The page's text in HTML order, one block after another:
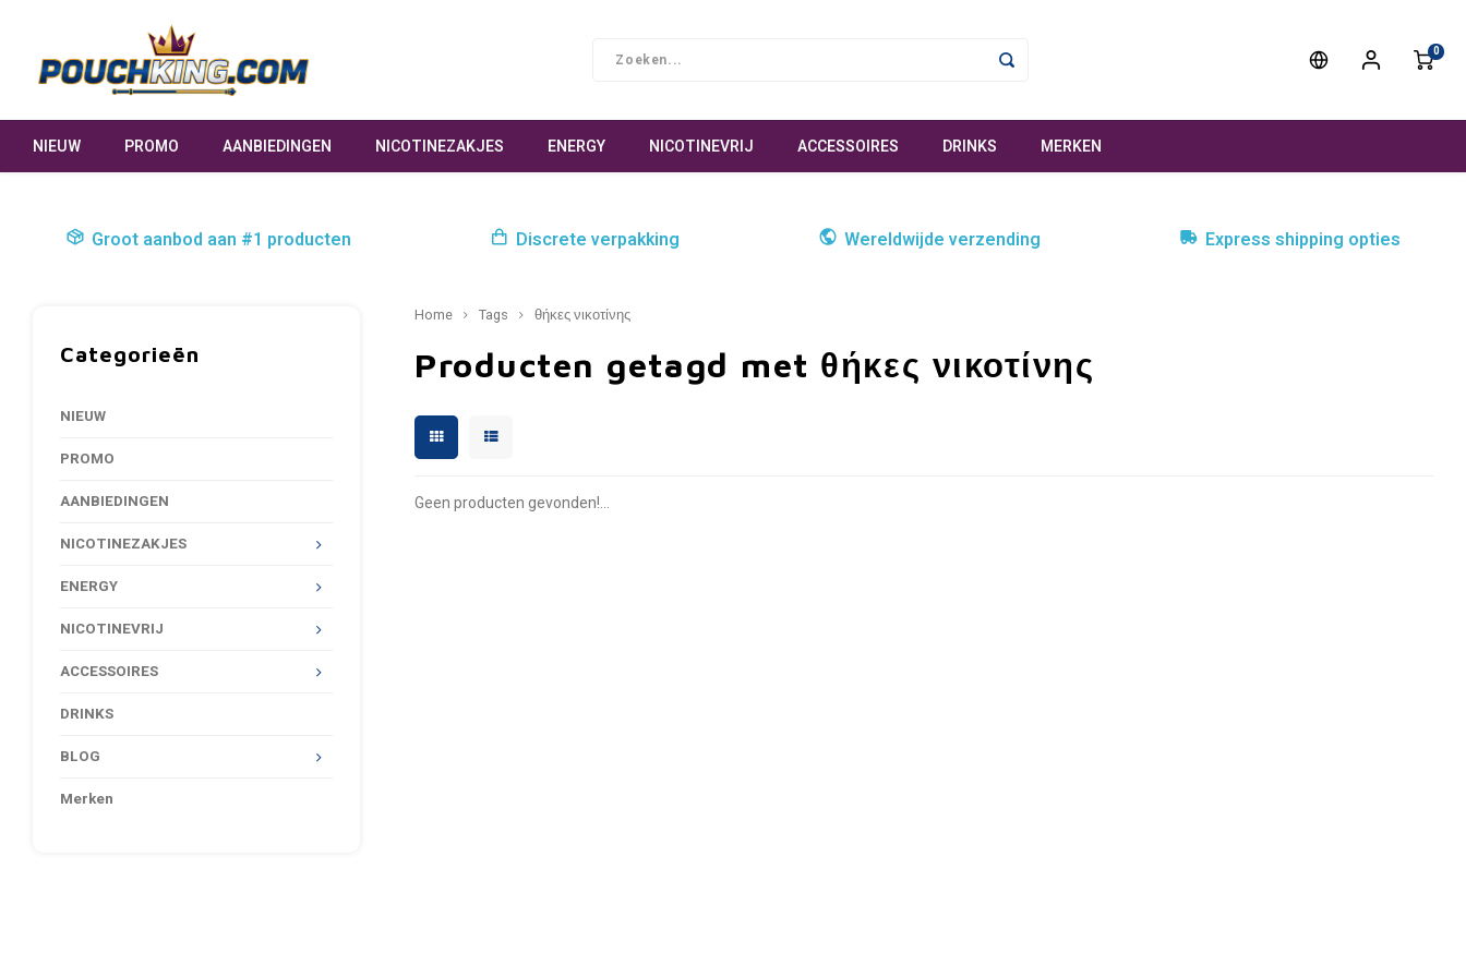
0
NIEUW PROMO AANBIEDINGEN NICOTINEZAKJES ENERGY NICOTINEVRIJ ACCESSOIRES DRINKS MERKEN
Groot aanbod aan #1 producten Discrete verpakking Wereldwijde verzending Express shipping opties
Categorieën
NIEUW
PROMO
AANBIEDINGEN
NICOTINEZAKJES
ENERGY
NICOTINEVRIJ
ACCESSOIRES
DRINKS
BLOG
Merken
Home Tags θήκες νικοτίνης
Producten getagd met θήκες νικοτίνης
Geen producten gevonden!...